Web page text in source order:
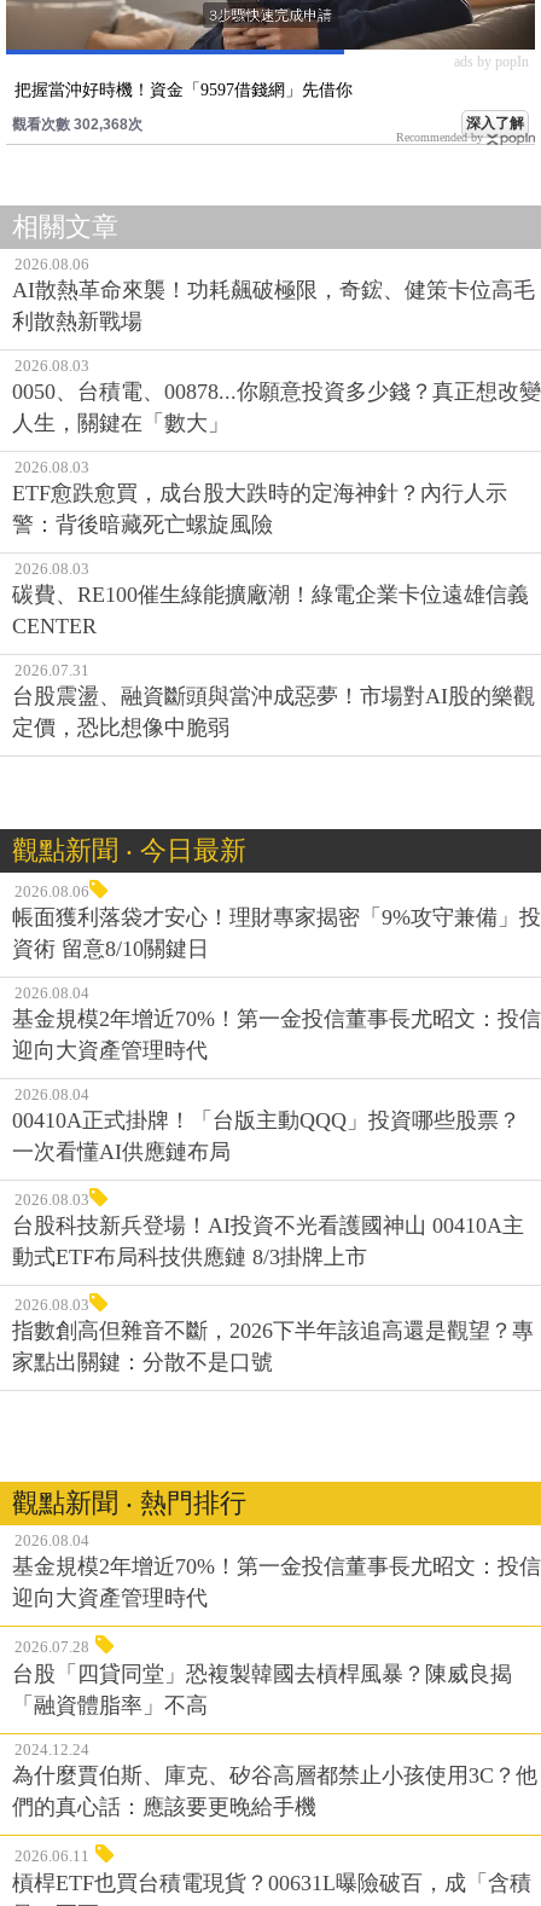
ads by popIn
把握當沖好時機！資金「9597借錢網」先借你
觀看次數 302,368次 深入了解
Recommended by
相關文章
2026.08.06
AI散熱革命來襲！功耗飆破極限，奇鋐、健策卡位高毛
利散熱新戰場
2026.08.03
0050、台積電、00878...你願意投資多少錢？真正想改變
人生，關鍵在「數大」
2026.08.03
ETF愈跌愈買，成台股大跌時的定海神針？內行人示
警：背後暗藏死亡螺旋風險
2026.08.03
碳費、RE100催生綠能擴廠潮！綠電企業卡位遠雄信義
CENTER
2026.07.31
台股震盪、融資斷頭與當沖成惡夢！市場對AI股的樂觀
定價，恐比想像中脆弱
觀點新聞 ‧ 今日最新
2026.08.06
帳面獲利落袋才安心！理財專家揭密「9%攻守兼備」投
資術 留意8/10關鍵日
2026.08.04
基金規模2年增近70%！第一金投信董事長尤昭文：投信
迎向大資產管理時代
2026.08.04
00410A正式掛牌！「台版主動QQQ」投資哪些股票？
一次看懂AI供應鏈布局
2026.08.03
台股科技新兵登場！AI投資不光看護國神山 00410A主
動式ETF布局科技供應鏈 8/3掛牌上市
2026.08.03
指數創高但雜音不斷，2026下半年該追高還是觀望？專
家點出關鍵：分散不是口號
觀點新聞 ‧ 熱門排行
2026.08.04
基金規模2年增近70%！第一金投信董事長尤昭文：投信
迎向大資產管理時代
2026.07.28
台股「四貸同堂」恐複製韓國去槓桿風暴？陳威良揭
「融資體脂率」不高
2024.12.24
為什麼賈伯斯、庫克、矽谷高層都禁止小孩使用3C？他
們的真心話：應該要更晚給手機
2026.06.11
槓桿ETF也買台積電現貨？00631L曝險破百，成「含積